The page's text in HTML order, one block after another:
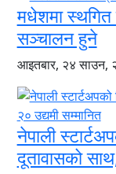
मधेशमा स्थगित
सञ्चालन हुने
आइतबार, २४ साउन,
नेपाली
दूतावासको